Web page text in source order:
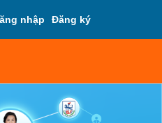
nhập Đăng ký